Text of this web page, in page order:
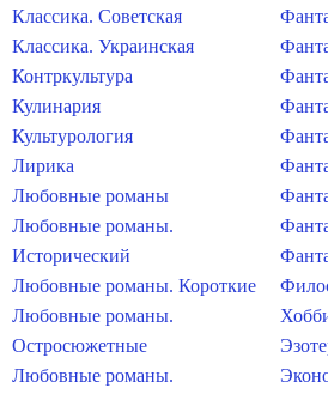
Классика. Советская
Классика. Украинская
Контркультура
Кулинария
Культурология
Лирика
Любовные романы
Любовные романы.
Исторический
Любовные романы. Короткие
Любовные романы.
Остросюжетные
Любовные романы.